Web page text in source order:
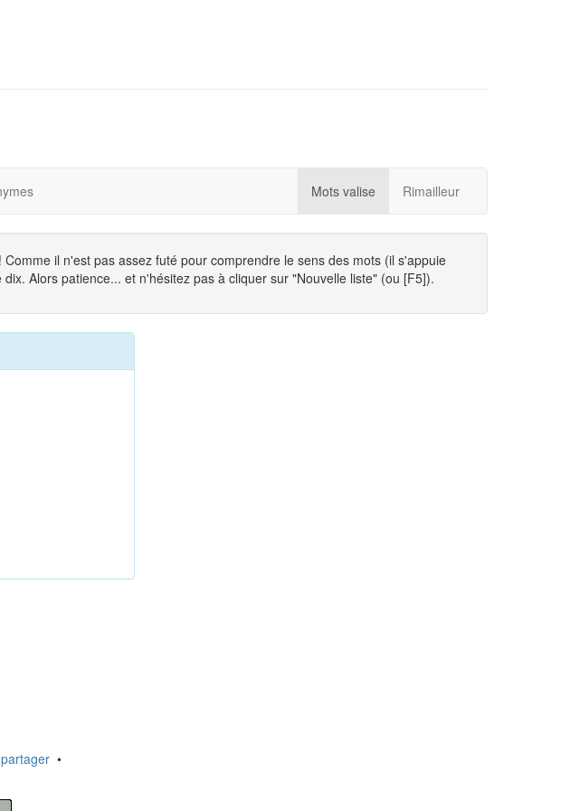
Mots valise Rimailleur
il n'est pas assez futé pour comprendre le sens des mots (il s'appuie
Alors patience... et n'hésitez pas à cliquer sur "Nouvelle liste" (ou [F5]).
partager •